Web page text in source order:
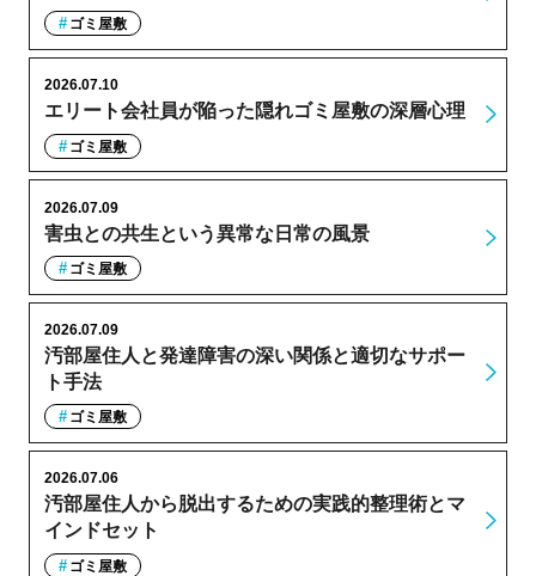
ゴミ屋敷
エリート会社員が陥った隠れゴミ屋敷の深層心理
2026.07.10
ゴミ屋敷
害虫との共生という異常な日常の風景
2026.07.09
ゴミ屋敷
汚部屋住人と発達障害の深い関係と適切なサポー
ト手法
2026.07.09
ゴミ屋敷
汚部屋住人から脱出するための実践的整理術とマ
インドセット
2026.07.06
ゴミ屋敷